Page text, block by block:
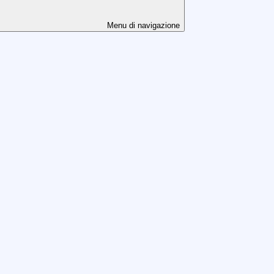
Menu di navigazione